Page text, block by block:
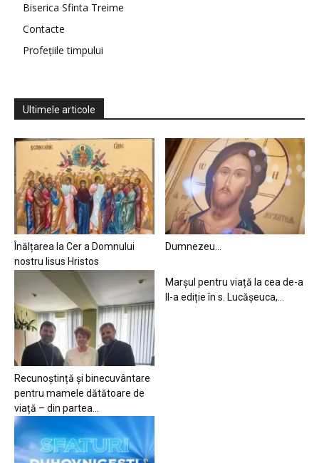
Biserica Sfinta Treime
Contacte
Profețiile timpului
Ultimele articole
Înălțarea la Cer a Domnului
nostru Iisus Hristos
Dumnezeu…
Recunoștință și binecuvântare
pentru mamele dătătoare de
viață – din partea...
Marșul pentru viață la cea de-a
II-a ediție în s. Lucășeuca,...